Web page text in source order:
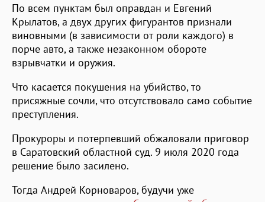
По всем пунктам был оправдан и Евгений
Крылатов, а двух других фигурантов признали
виновными (в зависимости от роли каждого) в
порче авто, а также незаконном обороте
взрывчатки и оружия.
Что касается покушения на убийство, то
присяжные сочли, что отсутствовало само событие
преступления.
Прокуроры и потерпевший обжаловали приговор
в Саратовский областной суд. 9 июля 2020 года
решение было засилено.
Тогда Андрей Корноваров, будучи уже